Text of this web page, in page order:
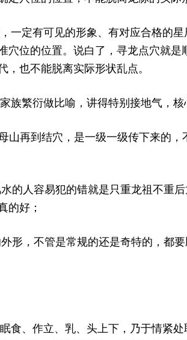
定有可见的形象、有对应合格的星
穴位的位置。说白了，寻龙点穴就
也不能脱离实际形状乱点。
繁衍做比喻，讲得特别接地气，核
山再到结穴，是一级一级传下来的
的人容易犯的错就是只重龙祖不重
的好；
外形，不管是常规的还是奇特的，都
、作立、乳、头上下，乃于情紧处